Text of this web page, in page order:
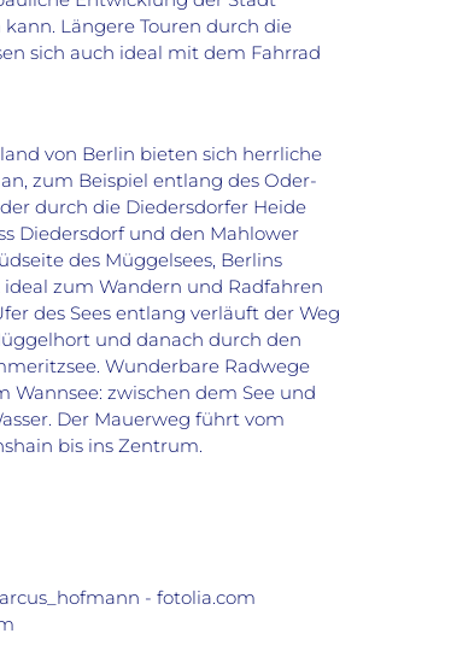
Längere Touren durch die
sich auch ideal mit dem Fahrrad
von Berlin bieten sich herrliche
zum Beispiel entlang des Oder-
durch die Diedersdorfer Heide
Diedersdorf und den Mahlower
des Müggelsees, Berlins
ideal zum Wandern und Radfahren
des Sees entlang verläuft der Weg
und danach durch den
Wunderbare Radwege
Wannsee: zwischen dem See und
Der Mauerweg führt vom
bis ins Zentrum.
- fotolia.com